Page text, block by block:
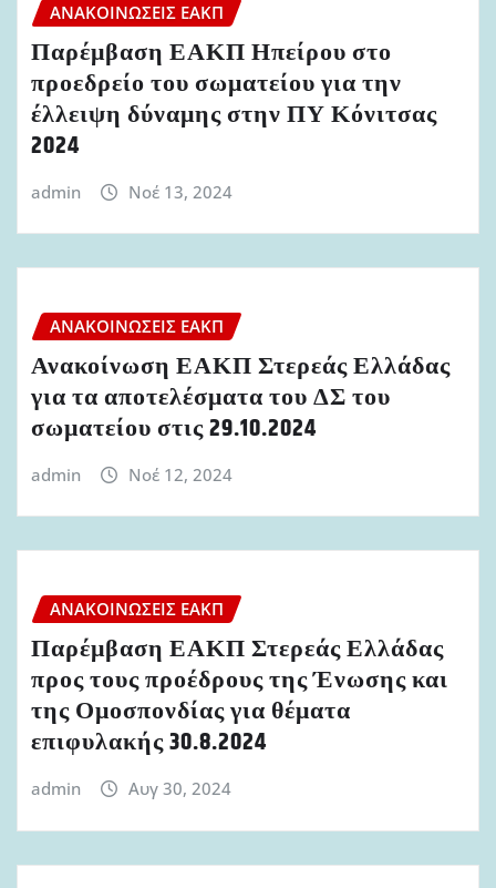
ΑΝΑΚΟΙΝΏΣΕΙΣ ΕΑΚΠ
Παρέμβαση ΕΑΚΠ Ηπείρου στο
προεδρείο του σωματείου για την
έλλειψη δύναμης στην ΠΥ Κόνιτσας
2024
admin Νοέ 13, 2024
ΑΝΑΚΟΙΝΏΣΕΙΣ ΕΑΚΠ
Ανακοίνωση ΕΑΚΠ Στερεάς Ελλάδας
για τα αποτελέσματα του ΔΣ του
σωματείου στις 29.10.2024
admin Νοέ 12, 2024
ΑΝΑΚΟΙΝΏΣΕΙΣ ΕΑΚΠ
Παρέμβαση ΕΑΚΠ Στερεάς Ελλάδας
προς τους προέδρους της Ένωσης και
της Ομοσπονδίας για θέματα
επιφυλακής 30.8.2024
admin Αυγ 30, 2024